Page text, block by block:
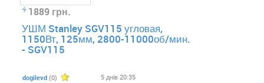
1889 грн.
УШМ Stanley SGV115 угловая,
1150Вт, 125мм, 2800-11000об/мин.
- SGV115
dogilevd (0) 5 днів 20:35